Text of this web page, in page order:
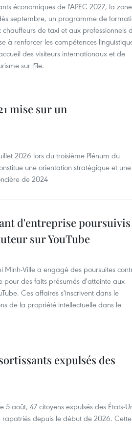
économiques de l'APEC 2027, la zone
septembre, un programme de
de taxi et aux professionnels
à renforcer les compétences
des visiteurs internationaux et de
sur l'île.
mise sur un
2026 lors du troisième Plénum du
une orientation stratégique et une
de 2024
d'entreprise poursuivis
sur YouTube
Minh-Ville a engagé des poursuites
pour des faits présumés d'atteinte aux
Ces affaires s'inscrivent dans le
de la propriété intellectuelle dans le
expulsés des
août, 47 citoyens expulsés des États-
depuis le début de 2026. Cette